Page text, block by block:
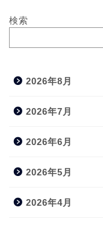
検索
2026年8月
2026年7月
2026年6月
2026年5月
2026年4月